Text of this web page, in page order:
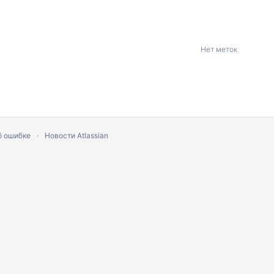
Нет меток
ошибке Новости Atlassian